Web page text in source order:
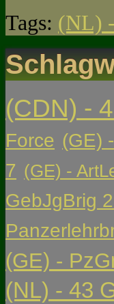
Tags: (NL)
(CDN) -
Force (GE)
7 (GE) -
GebJgBrig
(GE) -
(NL) - 43